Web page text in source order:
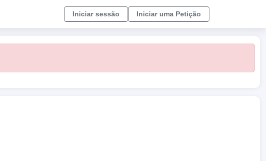
Iniciar sessão Iniciar uma Petição